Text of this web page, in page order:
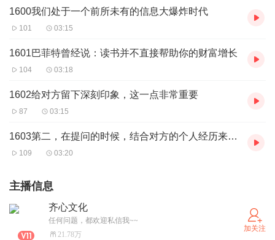
1600我们处于一个前所未有的信息大爆炸时代
101 03:15
1601巴菲特曾经说：读书并不直接帮助你的财富增长
104 03:18
1602给对方留下深刻印象，这一点非常重要
87 03:15
1603第二，在提问的时候，结合对方的个人经历来提问题
109 03:20
主播信息
齐心文化
任何问题，都欢迎私信我~~
21.78万
加关注